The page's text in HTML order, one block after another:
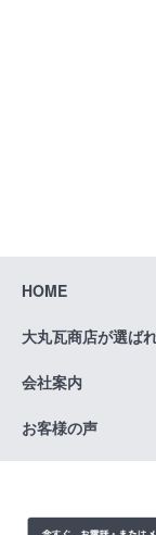
HOME
大丸瓦商店が選ば
会社案内
お客様の声